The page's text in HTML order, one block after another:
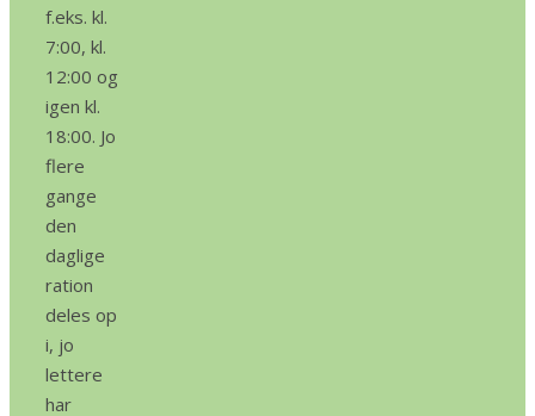
f.eks. kl.
7:00, kl.
12:00 og
igen kl.
18:00. Jo
flere
gange
den
daglige
ration
deles op
i, jo
lettere
har